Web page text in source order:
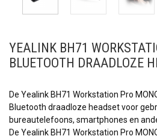
YEALINK BH71
BLUETOOTH DRAADLOZE
De Yealink BH71 Workstation Pro
Bluetooth draadloze headset voor
bureautelefoons, smartphones en
De Yealink BH71 Workstation Pro